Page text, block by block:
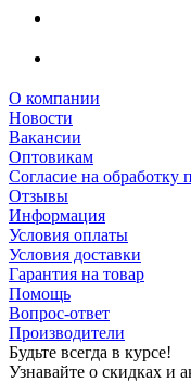
О компании
Новости
Вакансии
Оптовикам
Cогласие на
Отзывы
Информация
Условия оплаты
Условия доставки
Гарантия на товар
Помощь
Вопрос-ответ
Производители
Будьте всегда в курсе!
Узнавайте о скидках и